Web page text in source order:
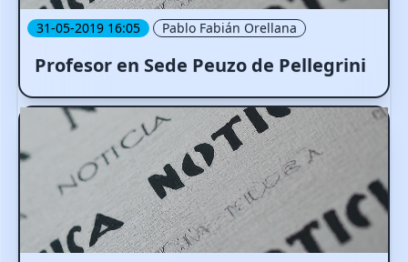
31-05-2019 16:05 Pablo Fabián Orellana
Profesor en Sede Peuzo de Pellegrini